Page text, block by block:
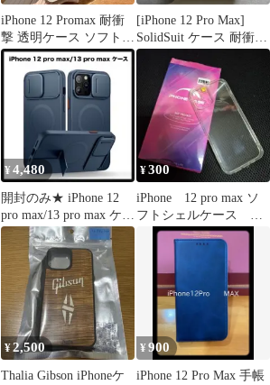
iPhone 12 Promax 耐衝
撃 透明ケース ソフトケ
ース クリアケース
[iPhone 12 Pro Max]
SolidSuit ケース 耐衝擊
ケース
¥4,480
開封のみ★ iPhone 12
pro max/13 pro max ケー
ス
¥300
iPhone 12 pro max ソ
フトシェルケース ク
リア
¥2,500
Thalia Gibson iPhoneケ
¥900
iPhone 12 Pro Max 手帳